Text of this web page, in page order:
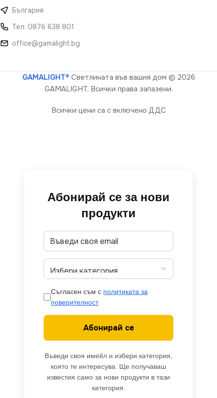
България
Тел: 0876 638 801
office@gamalight.bg
GAMALIGHT® Светлината във вашия дом © 2026
GAMALIGHT. Всички права запазени.
Всички цени са с включено ДДС
Абонирай се за нови
продукти
Съгласен съм с политиката за
поверителност
Абонирай се
Въведи своя имейл и избери категория,
която те интересува. Ще получаваш
известия само за нови продукти в тази
категория.